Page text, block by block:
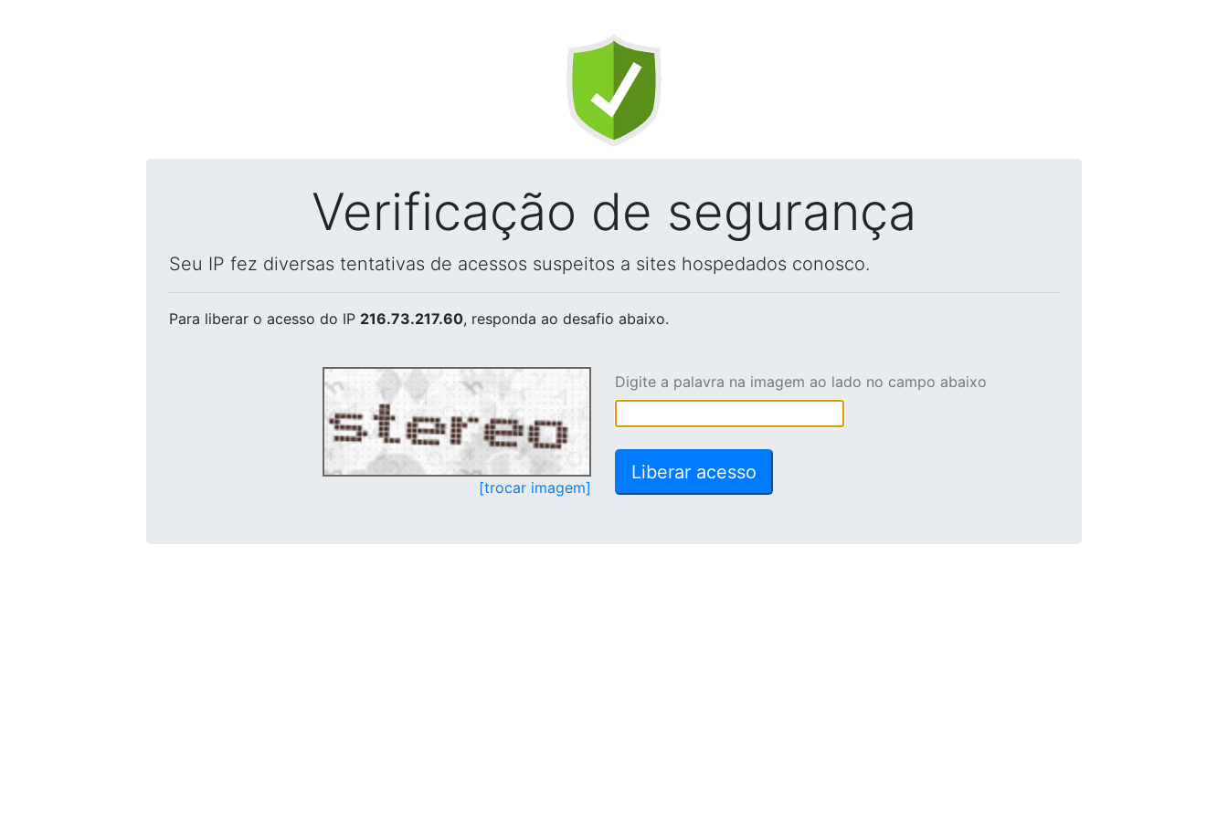
Verificação de segurança
Seu IP fez diversas tentativas de acessos suspeitos a sites hospedados conosco.
Para liberar o acesso do IP 216.73.217.60, responda ao desafio abaixo.
[trocar imagem]
Digite a palavra na imagem ao lado no campo abaixo